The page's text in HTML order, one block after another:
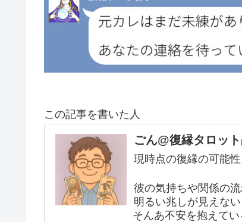
この記事を書いた人
ごん@復縁タロッ
現時点の復縁の可能
彼の気持ちや関係の
明るい兆しが見えな
そんあ不安を抱えて